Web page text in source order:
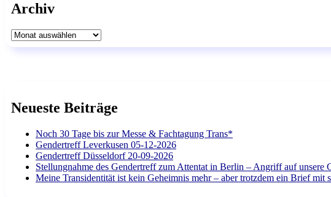
Archiv
Archiv
Neueste Beiträge
Noch 30 Tage bis zur Messe & Fachtagung Trans*
Gendertreff Leverkusen 05-12-2026
Gendertreff Düsseldorf 20-09-2026
Stellungnahme des Gendertreff zum Attentat in Berlin – Angriff auf unsere
Meine Transidentität ist kein Geheimnis mehr – aber trotzdem ein Brief mit